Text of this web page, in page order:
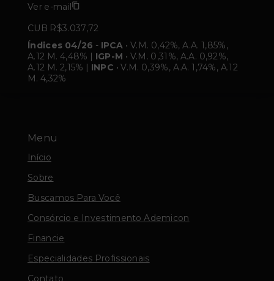
Menu
Início
Sobre
Buscamos Para Você
Consórcio e Investimento Ademicon
Financie
Especialidades Profissionais
Contato
Ver e-mail
CUB R$3.037,72
Índices 04/26 - IPCA • V.M. 0,42%, A.A. 1,85%,
A.12 M. 4,48% | IGP-M • V.M. 0,31%, A.A. 0,92%,
A.12 M. 2,15% | INPC • V.M. 0,39%, A.A. 1,74%, A.12
M. 4,32%